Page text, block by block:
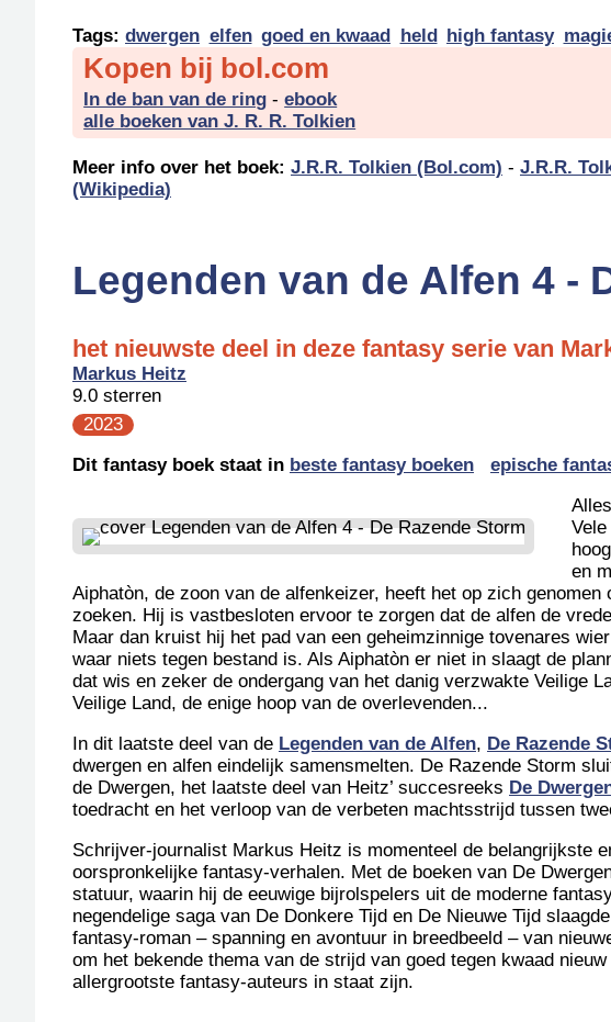
Tags: dwergen elfen goed en kwaad held high fantasy
Kopen bij bol.com
In de ban van de ring -ebook
alle boeken van J. R. R. Tolkien
Meer info over het boek: J.R.R. Tolkien (Bol.com) - J.R.R.
(Wikipedia)
Legenden van de Alfen 4 -
het nieuwste deel in deze fantasy serie van
Markus Heitz
9.0 sterren
2023
Dit fantasy boek staat in beste fantasy boeken
epische
en
Aiphatòn, de zoon van de alfenkeizer, heeft het op zich
zoeken. Hij is vastbesloten ervoor te zorgen dat de alfen de
Maar dan kruist hij het pad van een geheimzinnige tovenares
waar niets tegen bestand is. Als Aiphatòn er niet in slaagt de
dat wis en zeker de ondergang van het danig verzwakte Veilige
Veilige Land, de enige hoop van de overlevenden...
In dit laatste deel van de Legenden van de Alfen, De Razende
dwergen en alfen eindelijk samensmelten. De Razende Storm
de Dwergen, het laatste deel van Heitz’ succesreeks De
toedracht en het verloop van de verbeten machtsstrijd tussen
Schrijver-journalist Markus Heitz is momenteel de belangrijkste
oorspronkelijke fantasy-verhalen. Met de boeken van De
statuur, waarin hij de eeuwige bijrolspelers uit de moderne
negendelige saga van De Donkere Tijd en De Nieuwe Tijd
fantasy-roman – spanning en avontuur in breedbeeld – van
om het bekende thema van de strijd van goed tegen kwaad
allergrootste fantasy-auteurs in staat zijn.